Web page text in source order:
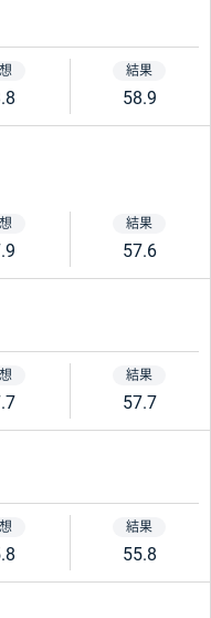
58.9
57.6
57.7
55.8